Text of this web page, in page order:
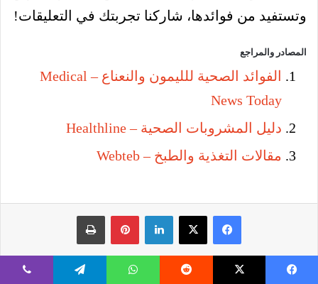
وتستفيد من فوائدها، شاركنا تجربتك في التعليقات!
المصادر والمراجع
الفوائد الصحية للليمون والنعناع – Medical
News Today
دليل المشروبات الصحية – Healthline
مقالات التغذية والطبخ – Webteb
فيسبوك لينكدإن بينتيريست